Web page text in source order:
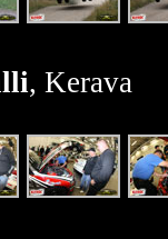
, Kerava